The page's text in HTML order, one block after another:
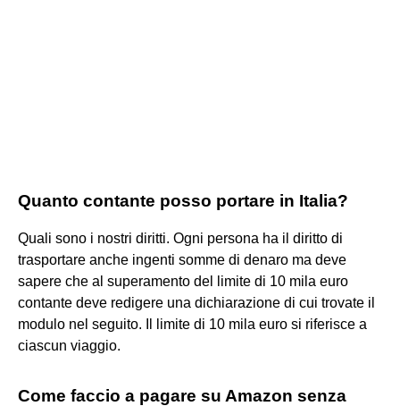
Quanto contante posso portare in Italia?
Quali sono i nostri diritti. Ogni persona ha il diritto di
trasportare anche ingenti somme di denaro ma deve
sapere che al superamento del limite di 10 mila euro
contante deve redigere una dichiarazione di cui trovate il
modulo nel seguito. Il limite di 10 mila euro si riferisce a
ciascun viaggio.
Come faccio a pagare su Amazon senza